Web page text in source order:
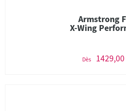
Armstrong
X-Wing
Dès